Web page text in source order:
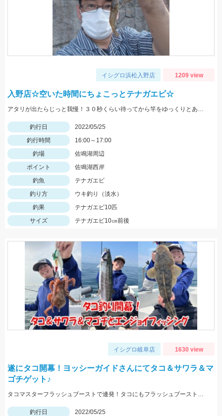
イシグロ浜松入野店 1209 view
入野店☆空いた時間にちょこっとテナガエビ☆
アタリが出たらじっと我慢！３０秒くらい待ってから竿をゆっくりとあげましょう。
釣行日
2022/05/25
釣行時間
16:00～17:00
釣場
佐鳴湖周辺
ポイント
佐鳴湖西岸
釣魚
テナガエビ
釣り方
ウキ釣り（淡水）
釣果
テナガエビ10匹
サイズ
テナガエビ10㎝前後
イシグロ岐阜店 1630 view
遂にタコ開幕！ヨッシーガイドさんにてタコ＆サワラ＆マ
ゴチゲット♪
タコマスターフラッシュブーストで連発！タコにもフラッシュブーストが効きます！！
釣行日 2022/05/25